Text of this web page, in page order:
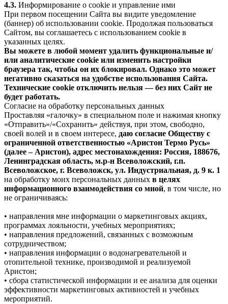
4.3. Информирование о cookie и управление ими
При первом посещении Сайта вы видите уведомление
(баннер) об использовании cookie. Продолжая пользоваться
Сайтом, вы соглашаетесь с использованием cookie в
указанных целях.
Вы можете в любой момент удалить функциональные и/
или аналитические cookie или изменить настройки
браузера так, чтобы он их блокировал. Однако это может
негативно сказаться на удобстве использования Сайта.
Технические cookie отключить нельзя — без них Сайт не
будет работать.
Согласие на обработку персональных данных
Проставляя «галочку» в специальном поле и нажимая кнопку
«Отправить»/«Сохранить» действуя, при этом, свободно,
своей волей и в своем интересе, даю согласие Обществу с
ограниченной ответственностью «Аристон Термо Русь»
(далее – Аристон), адрес местонахождения: Россия, 188676,
Ленинградская область, м.р-н Всеволожский, г.п.
Всеволожское, г. Всеволожск, ул. Индустриальная, д. 9 к. 1
на обработку моих персональных данных в целях
информационного взаимодействия со мной, в том числе, но
не ограничиваясь:
• направления мне информации о маркетинговых акциях,
программах лояльности, учебных мероприятиях;
• направления предложений, связанных с возможным
сотрудничеством;
• направления информации о водонагревательной и
отопительной технике, производимой и реализуемой
Аристон;
• сбора статистической информации и ее анализа для оценки
эффективности маркетинговых активностей и учебных
мероприятий.